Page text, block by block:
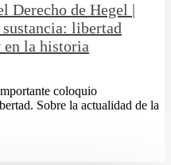
Derecho de Hegel |
libertad
en la historia
coloquio
Sobre la actualidad de la